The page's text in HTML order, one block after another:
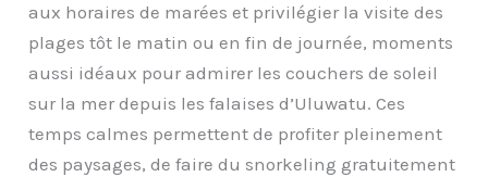
aux horaires de marées et privilégier la visite des
plages tôt le matin ou en fin de journée, moments
aussi idéaux pour admirer les couchers de soleil
sur la mer depuis les falaises d’Uluwatu. Ces
temps calmes permettent de profiter pleinement
des paysages, de faire du snorkeling gratuitement